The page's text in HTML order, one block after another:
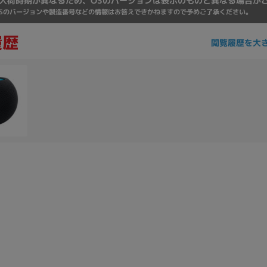
のバージョンや製造番号などの情報はお答えできかねますので予めご了承ください。
閲覧履歴を大
Core i7
Core i5 Core i3